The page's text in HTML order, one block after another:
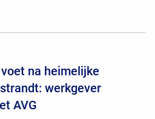
na heimelijke
werkgever
AVG